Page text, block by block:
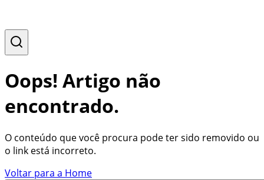
Oops! Artigo não
encontrado.
O conteúdo que você procura pode ter sido removido ou
o link está incorreto.
Voltar para a Home